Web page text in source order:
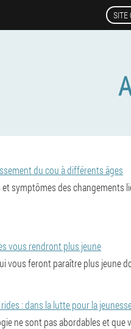
SITE
du cou à différents âges
symptômes des
vous rendront plus jeune
vous feront paraître plus jeune
: dans la lutte pour la
ne sont pas abordables et